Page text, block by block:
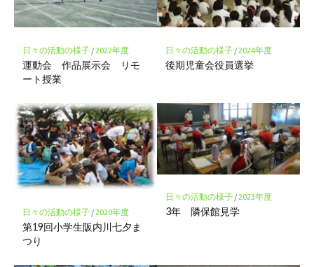
に
保
存
日々の活動の様子/2022年度
運動会 作品展示会 リモ
ート授業
日々の活動の様子/2024年度
後期児童会役員選挙
日々の活動の様子/2020年度
第19回小学生阪内川七夕ま
つり
日々の活動の様子/2023年度
3年 隣保館見学